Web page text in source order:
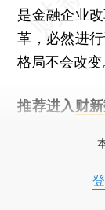
是金融企业
革，必然进
格局不会改变
推荐进入 财